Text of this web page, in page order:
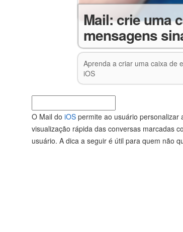
Mail: crie uma
mensagens
Aprenda a criar uma caixa de
iOS
O Mail do iOSpermite ao usuário personalizar
visualização rápida das conversas marcadas
usuário. A dica a seguir é útil para quem não